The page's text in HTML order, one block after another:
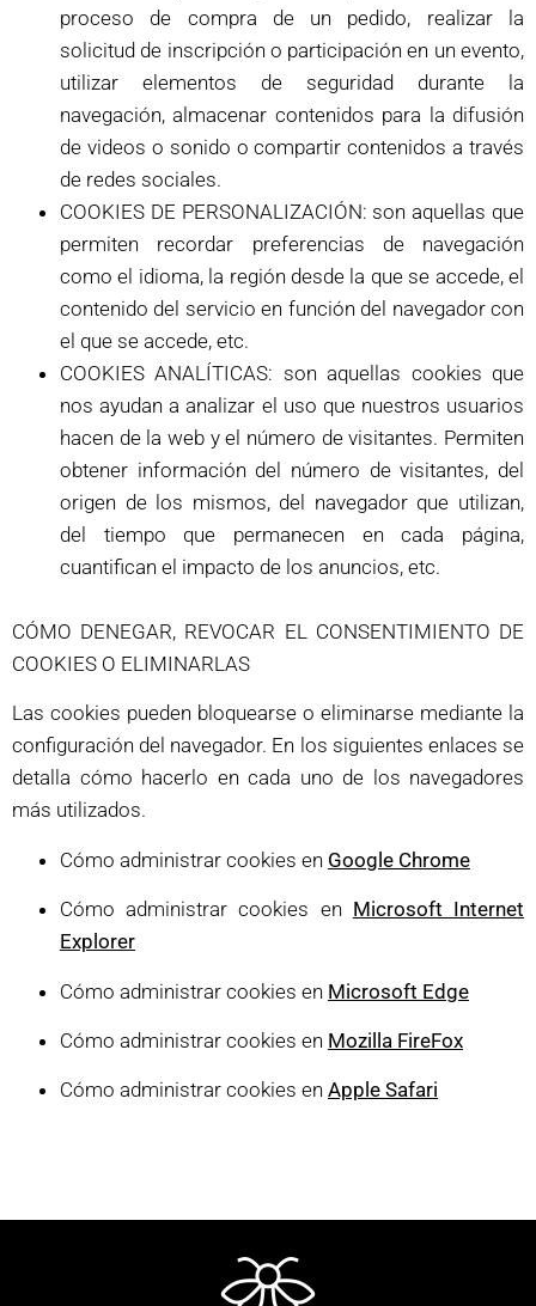
proceso de compra de un pedido, realizar la
solicitud de inscripción o participación en un evento,
utilizar elementos de seguridad durante la
navegación, almacenar contenidos para la difusión
de videos o sonido o compartir contenidos a través
de redes sociales.
COOKIES DE PERSONALIZACIÓN: son aquellas que
permiten recordar preferencias de navegación
como el idioma, la región desde la que se accede, el
contenido del servicio en función del navegador con
el que se accede, etc.
COOKIES ANALÍTICAS: son aquellas cookies que
nos ayudan a analizar el uso que nuestros usuarios
hacen de la web y el número de visitantes. Permiten
obtener información del número de visitantes, del
origen de los mismos, del navegador que utilizan,
del tiempo que permanecen en cada página,
cuantifican el impacto de los anuncios, etc.
CÓMO DENEGAR, REVOCAR EL CONSENTIMIENTO DE
COOKIES O ELIMINARLAS
Las cookies pueden bloquearse o eliminarse mediante la
configuración del navegador. En los siguientes enlaces se
detalla cómo hacerlo en cada uno de los navegadores
más utilizados.
Cómo administrar cookies en Google Chrome
Cómo administrar cookies en Microsoft Internet
Explorer
Cómo administrar cookies en Microsoft Edge
Cómo administrar cookies en Mozilla FireFox
Cómo administrar cookies en Apple Safari